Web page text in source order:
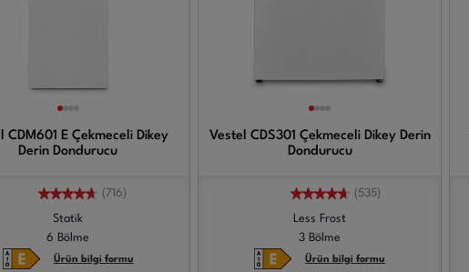
CDM601 E Çekmeceli Dikey
Derin Dondurucu
(716)
Statik
6 Bölme
Ürün bilgi formu
Vestel CDS301 Çekmeceli Dikey Derin
Dondurucu
(535)
Less Frost
3 Bölme
Ürün bilgi formu